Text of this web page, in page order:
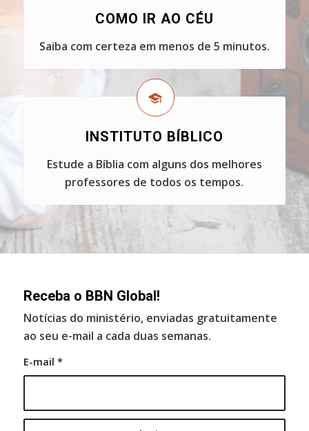
COMO IR AO CÉU
Saiba com certeza em menos de 5 minutos.
INSTITUTO BÍBLICO
Estude a Bíblia com alguns dos melhores
professores de todos os tempos.
Receba o BBN Global!
Notícias do ministério, enviadas gratuitamente
ao seu e-mail a cada duas semanas.
E-mail *